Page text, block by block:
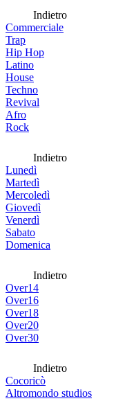
Indietro
Commerciale
Trap
Hip Hop
Latino
House
Techno
Revival
Afro
Rock
Indietro
Lunedì
Martedì
Mercoledì
Giovedì
Venerdì
Sabato
Domenica
Indietro
Over14
Over16
Over18
Over20
Over30
Indietro
Cocoricò
Altromondo studios